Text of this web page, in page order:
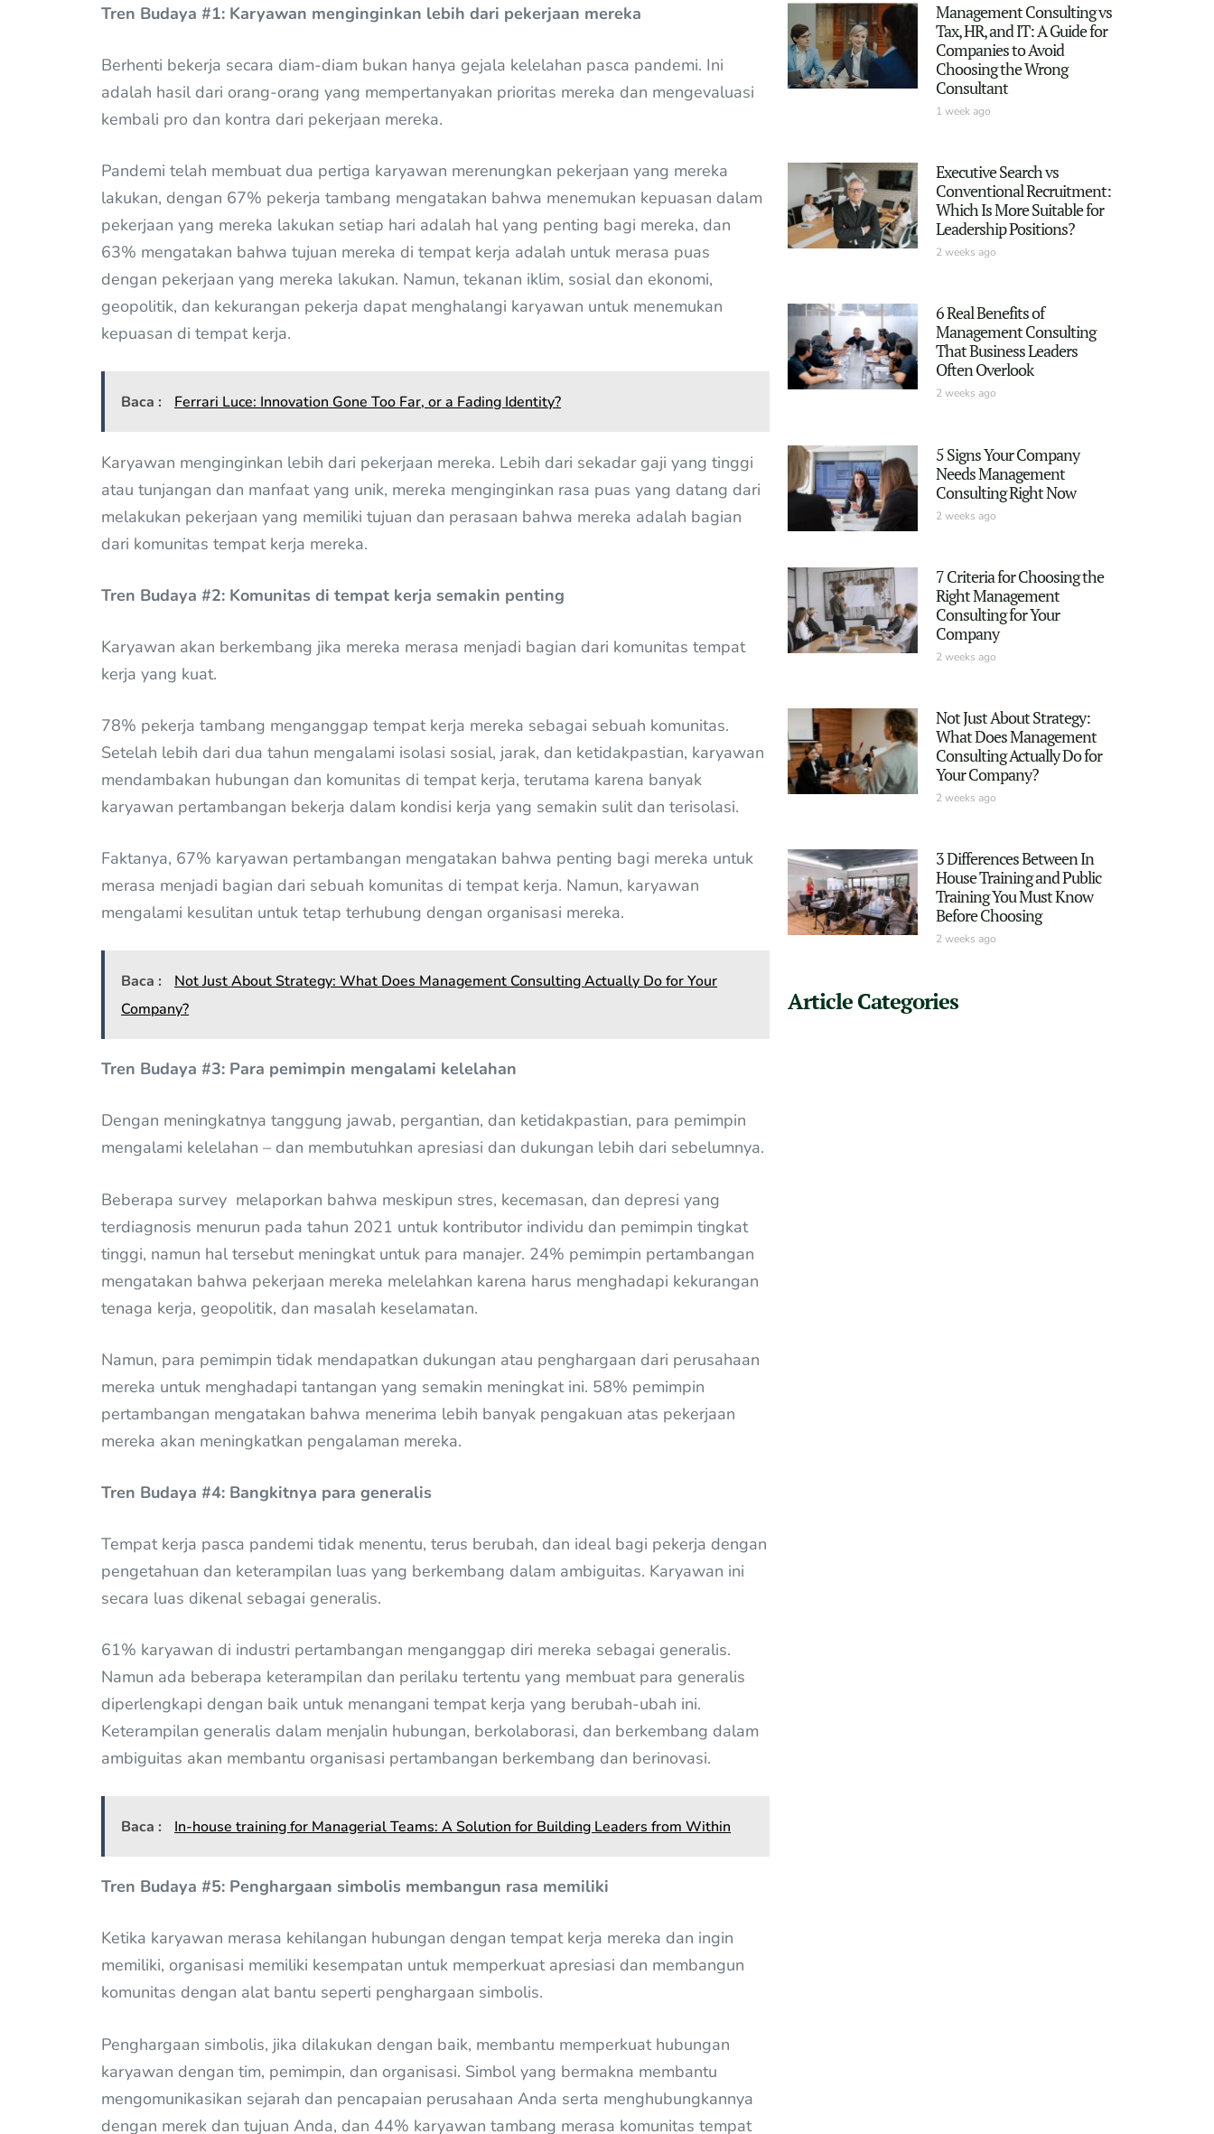
Tren Budaya #1: Karyawan menginginkan lebih dari pekerjaan mereka
Berhenti bekerja secara diam-diam bukan hanya gejala kelelahan pasca pandemi. Ini
adalah hasil dari orang-orang yang mempertanyakan prioritas mereka dan mengevaluasi
kembali pro dan kontra dari pekerjaan mereka.
Pandemi telah membuat dua pertiga karyawan merenungkan pekerjaan yang mereka
lakukan, dengan 67% pekerja tambang mengatakan bahwa menemukan kepuasan dalam
pekerjaan yang mereka lakukan setiap hari adalah hal yang penting bagi mereka, dan
63% mengatakan bahwa tujuan mereka di tempat kerja adalah untuk merasa puas
dengan pekerjaan yang mereka lakukan. Namun, tekanan iklim, sosial dan ekonomi,
geopolitik, dan kekurangan pekerja dapat menghalangi karyawan untuk menemukan
kepuasan di tempat kerja.
Baca : Ferrari Luce: Innovation Gone Too Far, or a Fading Identity?
Karyawan menginginkan lebih dari pekerjaan mereka. Lebih dari sekadar gaji yang tinggi
atau tunjangan dan manfaat yang unik, mereka menginginkan rasa puas yang datang dari
melakukan pekerjaan yang memiliki tujuan dan perasaan bahwa mereka adalah bagian
dari komunitas tempat kerja mereka.
Tren Budaya #2: Komunitas di tempat kerja semakin penting
Karyawan akan berkembang jika mereka merasa menjadi bagian dari komunitas tempat
kerja yang kuat.
78% pekerja tambang menganggap tempat kerja mereka sebagai sebuah komunitas.
Setelah lebih dari dua tahun mengalami isolasi sosial, jarak, dan ketidakpastian, karyawan
mendambakan hubungan dan komunitas di tempat kerja, terutama karena banyak
karyawan pertambangan bekerja dalam kondisi kerja yang semakin sulit dan terisolasi.
Faktanya, 67% karyawan pertambangan mengatakan bahwa penting bagi mereka untuk
merasa menjadi bagian dari sebuah komunitas di tempat kerja. Namun, karyawan
mengalami kesulitan untuk tetap terhubung dengan organisasi mereka.
Baca :
Not Just About Strategy: What Does Management Consulting Actually Do for Your
Company?
Tren Budaya #3: Para pemimpin mengalami kelelahan
Dengan meningkatnya tanggung jawab, pergantian, dan ketidakpastian, para pemimpin
mengalami kelelahan – dan membutuhkan apresiasi dan dukungan lebih dari sebelumnya.
Beberapa survey melaporkan bahwa meskipun stres, kecemasan, dan depresi yang
terdiagnosis menurun pada tahun 2021 untuk kontributor individu dan pemimpin tingkat
tinggi, namun hal tersebut meningkat untuk para manajer. 24% pemimpin pertambangan
mengatakan bahwa pekerjaan mereka melelahkan karena harus menghadapi kekurangan
tenaga kerja, geopolitik, dan masalah keselamatan.
Namun, para pemimpin tidak mendapatkan dukungan atau penghargaan dari perusahaan
mereka untuk menghadapi tantangan yang semakin meningkat ini. 58% pemimpin
pertambangan mengatakan bahwa menerima lebih banyak pengakuan atas pekerjaan
mereka akan meningkatkan pengalaman mereka.
Tren Budaya #4: Bangkitnya para generalis
Tempat kerja pasca pandemi tidak menentu, terus berubah, dan ideal bagi pekerja dengan
pengetahuan dan keterampilan luas yang berkembang dalam ambiguitas. Karyawan ini
secara luas dikenal sebagai generalis.
61% karyawan di industri pertambangan menganggap diri mereka sebagai generalis.
Namun ada beberapa keterampilan dan perilaku tertentu yang membuat para generalis
diperlengkapi dengan baik untuk menangani tempat kerja yang berubah-ubah ini.
Keterampilan generalis dalam menjalin hubungan, berkolaborasi, dan berkembang dalam
ambiguitas akan membantu organisasi pertambangan berkembang dan berinovasi.
Baca : In-house training for Managerial Teams: A Solution for Building Leaders from Within
Tren Budaya #5: Penghargaan simbolis membangun rasa memiliki
Ketika karyawan merasa kehilangan hubungan dengan tempat kerja mereka dan ingin
memiliki, organisasi memiliki kesempatan untuk memperkuat apresiasi dan membangun
komunitas dengan alat bantu seperti penghargaan simbolis.
Penghargaan simbolis, jika dilakukan dengan baik, membantu memperkuat hubungan
karyawan dengan tim, pemimpin, dan organisasi. Simbol yang bermakna membantu
mengomunikasikan sejarah dan pencapaian perusahaan Anda serta menghubungkannya
dengan merek dan tujuan Anda, dan 44% karyawan tambang merasa komunitas tempat
Management Consulting vs
Tax, HR, and IT: A Guide for
Companies to Avoid
Choosing the Wrong
Consultant
1 week ago
Executive Search vs
Conventional Recruitment:
Which Is More Suitable for
Leadership Positions?
2 weeks ago
6 Real Benefits of
Management Consulting
That Business Leaders
Often Overlook
2 weeks ago
5 Signs Your Company
Needs Management
Consulting Right Now
2 weeks ago
7 Criteria for Choosing the
Right Management
Consulting for Your
Company
2 weeks ago
Not Just About Strategy:
What Does Management
Consulting Actually Do for
Your Company?
2 weeks ago
3 Differences Between In
House Training and Public
Training You Must Know
Before Choosing
2 weeks ago
Article Categories